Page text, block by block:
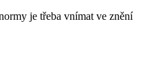
je třeba vnímat ve znění